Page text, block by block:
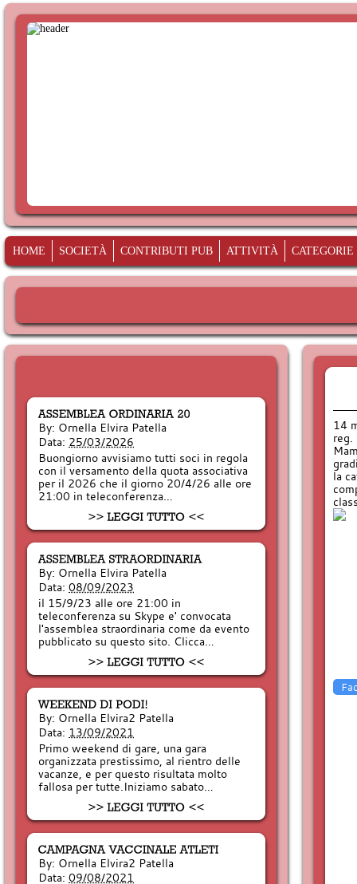
HOME SOCIETÀ CONTRIBUTI PUB ATTIVITÀ CATEGORIE
By: Ornella Elvira Patella
Data: 25/03/2026
Buongiorno avvisiamo tutti soci in regola
con il versamento della quota associativa
per il 2026 che il giorno 20/4/26 alle ore
21:00 in teleconferenza…
By: Ornella Elvira Patella
Data: 08/09/2023
il 15/9/23 alle ore 21:00 in
teleconferenza su Skype e' convocata
l'assemblea straordinaria come da evento
pubblicato su questo sito. Clicca…
By: Ornella Elvira2 Patella
Data: 13/09/2021
Primo weekend di gare, una gara
organizzata prestissimo, al rientro delle
vacanze, e per questo risultata molto
fallosa per tutte.Iniziamo sabato…
By: Ornella Elvira2 Patella
Data: 09/08/2021
14
reg.
la